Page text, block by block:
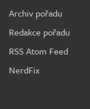
Archiv pořadu
Redakce pořadu
RSS Atom Feed
NerdFix